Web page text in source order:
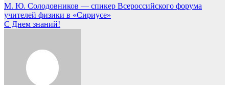
Навигация
по
М. Ю. Солодовников — спикер Всероссийского форума
учителей физики в «Сириусе»
С Днем знаний!